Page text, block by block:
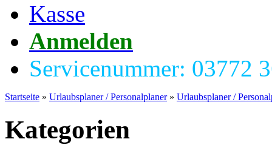
Kasse
Anmelden
Servicenummer: 03772
Startseite » Urlaubsplaner / Personalplaner» Urlaubsplaner /
Kategorien